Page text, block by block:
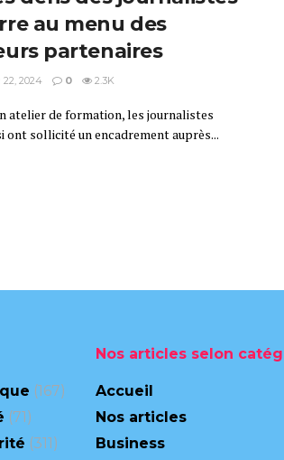
au menu des
partenaires
2024 0 2.3K
atelier de formation, les journalistes
ont sollicité un encadrement auprès...
(167)
(71)
(311)
Nos articles selon
Accueil
Nos articles
Business